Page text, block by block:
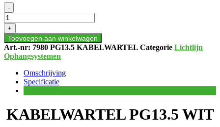
KABELWARTEL
PG13.5
WIT
aantal
-
+
Toevoegen aan winkelwagen
Art.-nr: 7980 PG13.5 KABELWARTEL Categorie Lichtlijn
Ophangsystemen
Omschrijving
Specificatie
KABELWARTEL PG13.5 WIT